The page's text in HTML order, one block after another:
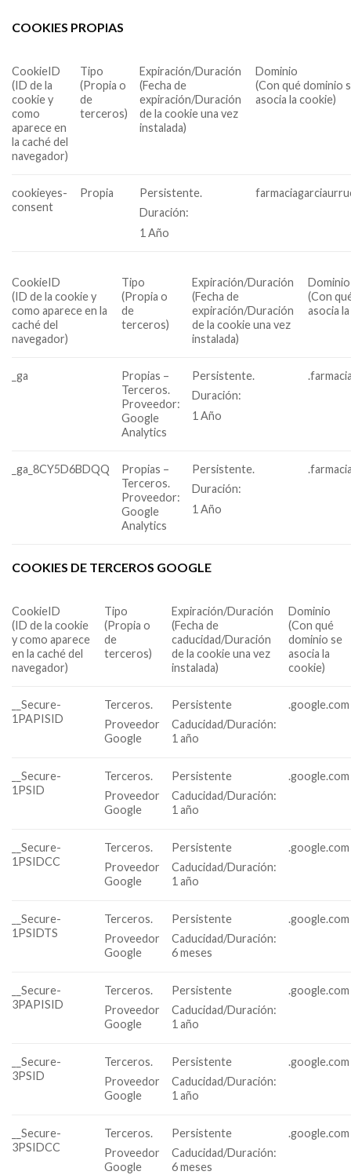
COOKIES PROPIAS
CookieID
(ID de la
cookie y
como
aparece en
la caché del
navegador)
Tipo
(Propia o
de
terceros)
Expiración/Duración
(Fecha de
expiración/Duración
de la cookie una vez
instalada)
Dominio
(Con qué dominio
asocia la cookie)
cookieyes-
consent
Propia
Persistente.
Duración:
1 Año
CookieID
(ID de la cookie y
como aparece en la
caché del
navegador)
Tipo
(Propia o
de
terceros)
Expiración/Duración
(Fecha de
expiración/Duración
de la cookie una vez
instalada)
Dominio
(Con
asocia
_ga
Propias –
Terceros.
Proveedor:
Google
Analytics
Persistente.
Duración:
1 Año
_ga_8CY5D6BDQQ
Propias –
Terceros.
Proveedor:
Google
Analytics
Persistente.
Duración:
1 Año
COOKIES DE TERCEROS GOOGLE
CookieID
(ID de la cookie
y como aparece
en la caché del
navegador)
Tipo
(Propia o
de
terceros)
Expiración/Duración
(Fecha de
caducidad/Duración
de la cookie una vez
instalada)
Dominio
(Con qué
dominio se
asocia la
cookie)
__Secure-
1PAPISID
Terceros.
Proveedor
Google
Persistente
Caducidad/Duración:
1 año
.google.com
__Secure-
1PSID
Terceros.
Proveedor
Google
Persistente
Caducidad/Duración:
1 año
.google.com
__Secure-
1PSIDCC
Terceros.
Proveedor
Google
Persistente
Caducidad/Duración:
1 año
.google.com
__Secure-
1PSIDTS
Terceros.
Proveedor
Google
Persistente
Caducidad/Duración:
6 meses
.google.com
__Secure-
3PAPISID
Terceros.
Proveedor
Google
Persistente
Caducidad/Duración:
1 año
.google.com
__Secure-
3PSID
Terceros.
Proveedor
Google
Persistente
Caducidad/Duración:
1 año
.google.com
__Secure-
3PSIDCC
Terceros.
Proveedor
Google
Persistente
Caducidad/Duración:
6 meses
.google.com